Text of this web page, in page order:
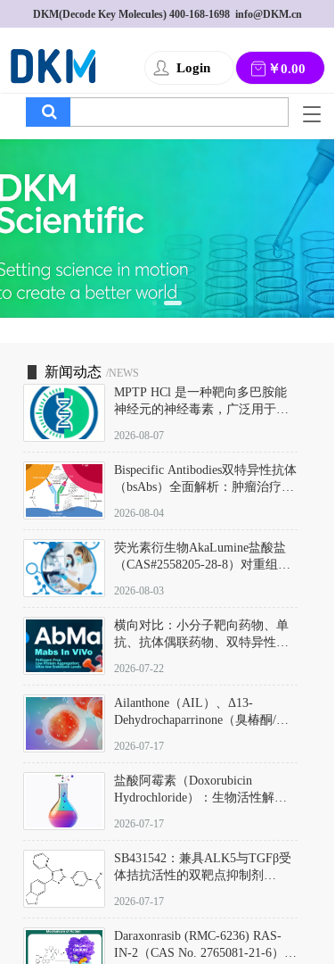
DKM(Decode Key Molecules) 400-168-1698
  info@DKM.cn
Login ￥0.00
T
g
g
l
a
v
i
g
a
新闻动态 /NEWS
MPTP HCl 是一种靶向多巴胺能
神经元的神经毒素，广泛用于构
以盐酸盐形式存在，可触发线粒
体介导的神经元凋亡。其经典应
用即为选择性损毁中脑黑质致密
部多巴胺能神经元，从而可靠模
拟帕金森病的核心病理与行为表
2026-08-07
Bispecific Antibodies双特异性抗体
（bsAbs）全面解析：肿瘤治疗的
2026-08-04
荧光素衍生物AkaLumine盐酸盐
（CAS#2558205-28-8）对重组萤
数（Km）为2.06 μM；其近红外
发光特性赋予优异的组织穿透能
力，大幅增强成像信噪比，从而
实现活体动物模型中极低给药剂
量下的高灵敏度、非侵入式生物
2026-08-03
横向对比：小分子靶向药物、单
抗、抗体偶联药物、双特异性抗
及应用瓶颈
2026-07-22
Ailanthone（AIL）、Δ13-
Dehydrochaparrinone（臭椿酮/臭
DKM货号 D806885
2026-07-17
盐酸阿霉素（Doxorubicin
Hydrochloride）：生物活性解
范
2026-07-17
SB431542：兼具ALK5与TGFβ受
体拮抗活性的双靶点抑制剂
D801067）
2026-07-17
Daraxonrasib (RMC-6236) RAS-
IN-2（CAS No. 2765081-21-6）：